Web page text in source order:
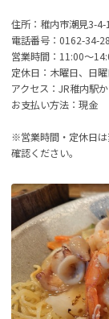
住所：稚内市潮見3-4-
電話番号：0162-34-
営業時間：11:00～
定休日：木曜日、日
アクセス：JR稚内駅
お支払い方法：現金
※営業時間・定休日
確認ください。